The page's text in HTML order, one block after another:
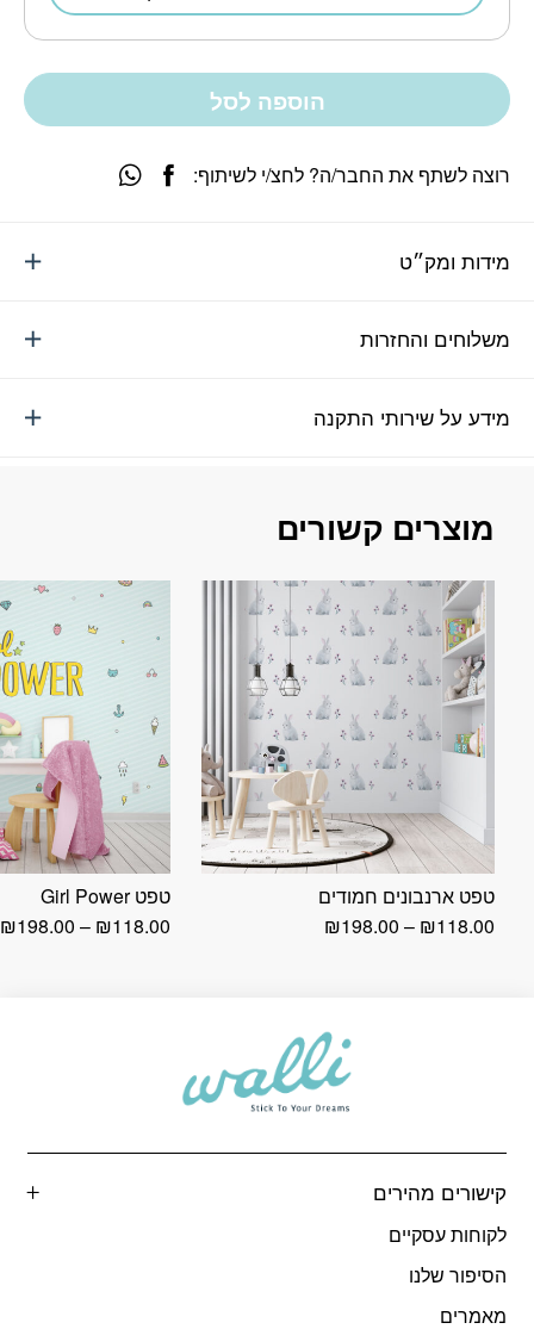
הוספה לסל
מידות ומק״ט
משלוחים והחזרות
מידע על שירותי התקנה
רוצה לשתף את החבר/ה? לחצ/י לשיתוף:
מוצרים קשורים
טפט ארנבונים חמודים
₪118.00
–
₪198.00
טפט Girl Power
₪118.00
–
₪198.00
קישורים מהירים
לקוחות עסקיים
הסיפור שלנו
מאמרים